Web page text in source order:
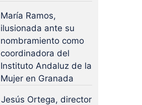
María Ramos,
ilusionada ante su
nombramiento como
coordinadora del
Instituto Andaluz de la
Mujer en Granada
Jesús Ortega, director